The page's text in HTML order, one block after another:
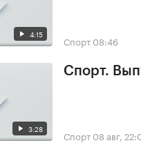
4:15 Спорт 08:46
3:28
Спорт.
Спорт 08 авг,